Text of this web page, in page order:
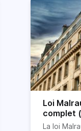
Loi
complet
La loi